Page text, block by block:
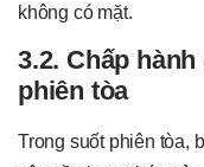
không có mặt.
3.2. Chấp
phiên tòa
Trong suốt phiên tòa,